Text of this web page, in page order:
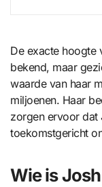
De exacte hoogte
bekend, maar
waarde van haar
miljoenen. Haar
zorgen ervoor dat
toekomstgericht
Wie is